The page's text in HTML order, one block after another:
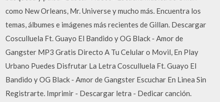
como New Orleans, Mr. Universe y mucho más. Encuentra los
temas, álbumes e imágenes más recientes de Gillan. Descargar
Cosculluela Ft. Guayo El Bandido y OG Black - Amor de
Gangster MP3 Gratis Directo A Tu Celular o Movil, En Play
Urbano Puedes Disfrutar La Letra Cosculluela Ft. Guayo El
Bandido y OG Black - Amor de Gangster Escuchar En Linea Sin
Registrarte. Imprimir - Descargar letra - Dedicar canción.